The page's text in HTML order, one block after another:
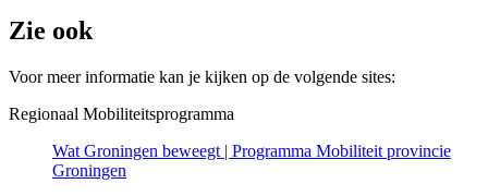
Zie ook
Voor meer informatie kan je kijken op de volgende sites:
Regionaal Mobiliteitsprogramma
Wat Groningen beweegt | Programma Mobiliteit provincie
Groningen